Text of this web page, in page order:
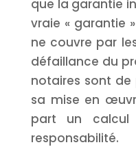
que la garantie
vraie « garantie
ne couvre par
défaillance du
notaires sont de
sa mise en
part un
responsabilité.